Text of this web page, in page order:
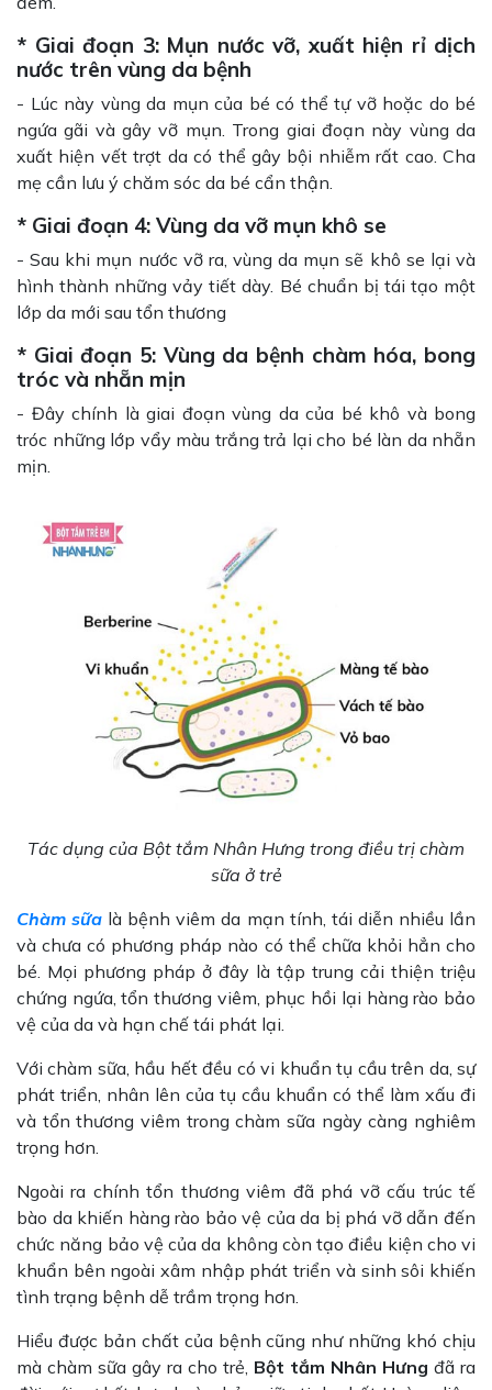
* Giai đoạn 3: Mụn nước vỡ, xuất hiện rỉ dịch
nước trên vùng da bệnh
- Lúc này vùng da mụn của bé có thể tự vỡ hoặc do bé
ngứa gãi và gây vỡ mụn. Trong giai đoạn này vùng da
xuất hiện vết trợt da có thể gây bội nhiễm rất cao. Cha
mẹ cần lưu ý chăm sóc da bé cẩn thận.
* Giai đoạn 4: Vùng da vỡ mụn khô se
- Sau khi mụn nước vỡ ra, vùng da mụn sẽ khô se lại và
hình thành những vảy tiết dày. Bé chuẩn bị tái tạo một
lớp da mới sau tổn thương
* Giai đoạn 5: Vùng da bệnh chàm hóa, bong
tróc và nhẵn mịn
- Đây chính là giai đoạn vùng da của bé khô và bong
tróc những lớp vẩy màu trắng trả lại cho bé làn da nhẵn
mịn.
Tác dụng của Bột tắm Nhân Hưng trong điều trị chàm
sữa ở trẻ
Chàm sữa là bệnh viêm da mạn tính, tái diễn nhiều lần
và chưa có phương pháp nào có thể chữa khỏi hẳn cho
bé. Mọi phương pháp ở đây là tập trung cải thiện triệu
chứng ngứa, tổn thương viêm, phục hồi lại hàng rào bảo
vệ của da và hạn chế tái phát lại.
Với chàm sữa, hầu hết đều có vi khuẩn tụ cầu trên da, sự
phát triển, nhân lên của tụ cầu khuẩn có thể làm xấu đi
và tổn thương viêm trong chàm sữa ngày càng nghiêm
trọng hơn.
Ngoài ra chính tổn thương viêm đã phá vỡ cấu trúc tế
bào da khiến hàng rào bảo vệ của da bị phá vỡ dẫn đến
chức năng bảo vệ của da không còn tạo điều kiện cho vi
khuẩn bên ngoài xâm nhập phát triển và sinh sôi khiến
tình trạng bệnh dễ trầm trọng hơn.
Hiểu được bản chất của bệnh cũng như những khó chịu
mà chàm sữa gây ra cho trẻ, Bột tắm Nhân Hưng đã ra